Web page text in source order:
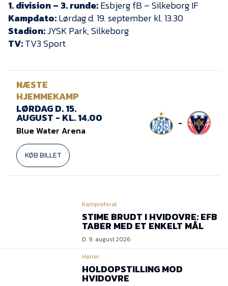
1. division – 3. runde:Esbjerg fB – Silkeborg IF
Kampdato:Lørdag d. 19. september kl. 13.30
Stadion:JYSK Park, Silkeborg
TV:TV3 Sport
NÆSTE
HJEMMEKAMP
LØRDAG D. 15.
AUGUST - KL. 14.00
Blue Water Arena
KØB BILLET
-
Kampreferat
STIME BRUDT I HVIDOVRE: EFB
TABER MED ET ENKELT MÅL
D. 9. august 2026
Herrer
HOLDOPSTILLING MOD
HVIDOVRE